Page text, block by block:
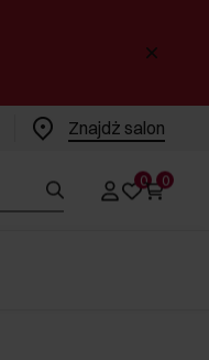
Znajdż salon
0 0